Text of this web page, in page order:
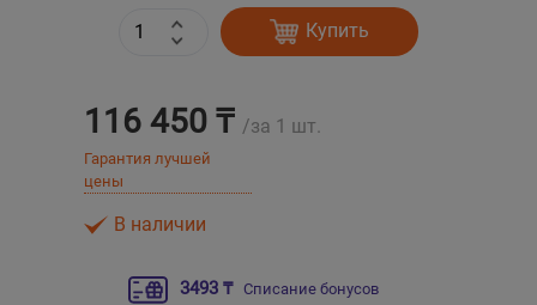
Купить
116 450 ₸ /за 1 шт.
Гарантия лучшей
цены
В наличии
3493 ₸ Списание бонусов
Усть-Каменогорск